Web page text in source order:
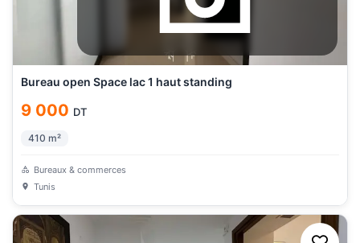
Bureau open Space lac 1 haut standing
9 000 DT
410 m²
Bureaux & commerces
Tunis